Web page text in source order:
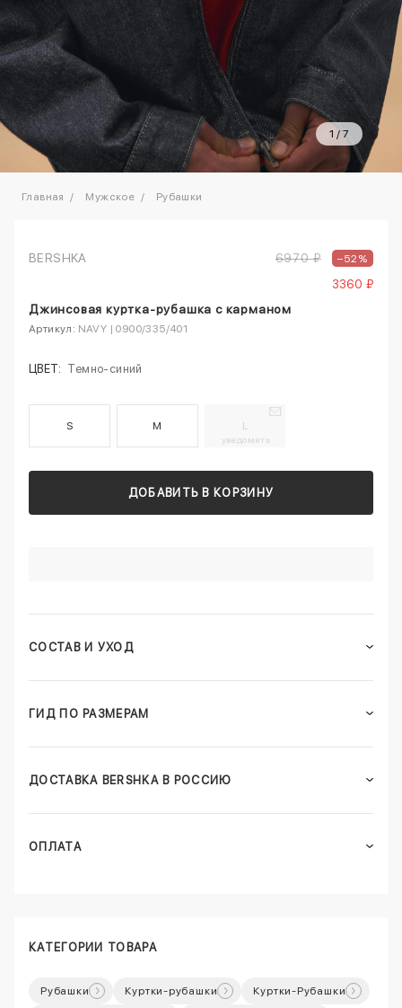
1 / 7
Главная Мужское Рубашки
BERSHKA 6970 ₽ –52%
3360 ₽
Джинсовая куртка-рубашка с карманом
Артикул: NAVY | 0900/335/401
ЦВЕТ: Темно-синий
S M L
уведомить
ДОБАВИТЬ В КОРЗИНУ
СОСТАВ И УХОД
ГИД ПО РАЗМЕРАМ
ДОСТАВКА BERSHKA В РОССИЮ
ОПЛАТА
КАТЕГОРИИ ТОВАРА
Рубашки Куртки-рубашки Куртки-Рубашки